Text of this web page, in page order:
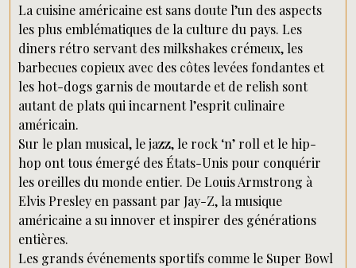
La cuisine américaine est sans doute l’un des aspects
les plus emblématiques de la culture du pays. Les
diners rétro servant des milkshakes crémeux, les
barbecues copieux avec des côtes levées fondantes et
les hot-dogs garnis de moutarde et de relish sont
autant de plats qui incarnent l’esprit culinaire
américain.
Sur le plan musical, le jazz, le rock ‘n’ roll et le hip-
hop ont tous émergé des États-Unis pour conquérir
les oreilles du monde entier. De Louis Armstrong à
Elvis Presley en passant par Jay-Z, la musique
américaine a su innover et inspirer des générations
entières.
Les grands événements sportifs comme le Super Bowl